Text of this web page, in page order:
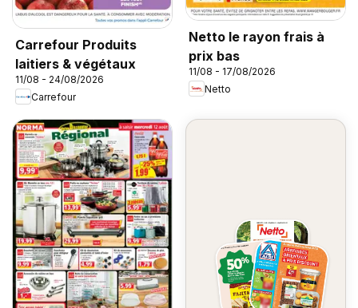
Carrefour Produits
laitiers & végétaux
11/08 - 24/08/2026
Carrefour
Netto le rayon frais à
prix bas
11/08 - 17/08/2026
Netto